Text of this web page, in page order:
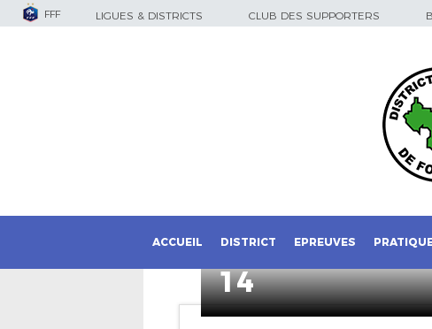
FFF LIGUES & DISTRICTS CLUB DES SUPPORTERS
ACCUEIL DISTRICT EPREUVES
14